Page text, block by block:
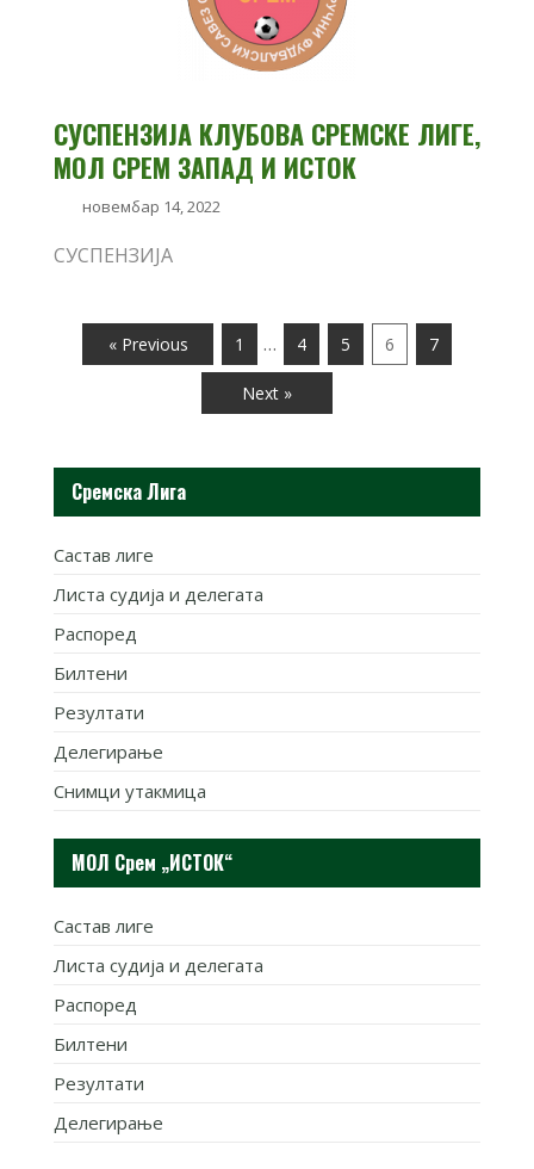
СУСПЕНЗИЈА КЛУБОВА СРЕМСКЕ ЛИГЕ,
МОЛ СРЕМ ЗАПАД И ИСТОК
новембар 14, 2022
СУСПЕНЗИЈА
« Previous 1 … 4 5 6 7
Next »
Сремска Лига
Састав лиге
Листа судија и делегата
Распоред
Билтени
Резултати
Делегирање
Снимци утакмица
МОЛ Срем „ИСТОК“
Састав лиге
Листа судија и делегата
Распоред
Билтени
Резултати
Делегирање